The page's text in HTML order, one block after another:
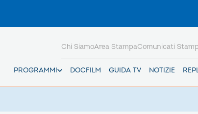
PROGRAMMI DOCFILM GUIDA TV NOTIZIE
Chi SiamoArea StampaComunicati